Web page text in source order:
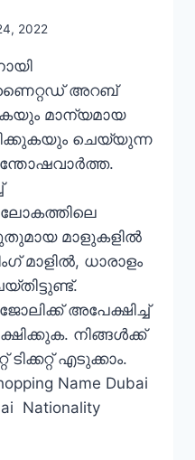
2022
അറബ്
മാന്യമായ
ചെയ്യുന്ന
മാളുകളിൽ
മാളിൽ, ധാരാളം
അപേക്ഷിച്ച്
നിങ്ങൾക്ക്
എടുക്കാം.
Name Dubai
Nationality